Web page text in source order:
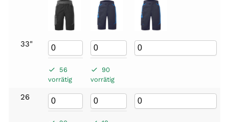
33"
56
vorrätig
90
vorrätig
26